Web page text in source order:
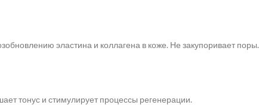
эластина и коллагена в коже. Не закупоривает поры.
тонус и стимулирует процессы регенерации.